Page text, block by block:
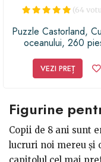
(64
Puzzle Castorland,
oceanului, 260
VEZI PREȚ
Figurine
Copii de 8 ani sunt
lucruri noi mereu și